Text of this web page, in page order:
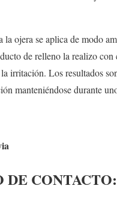
la ojera se aplica de modo
de relleno la realizo con
irritación. Los resultados
manteniéndose durante
DE CONTACTO: